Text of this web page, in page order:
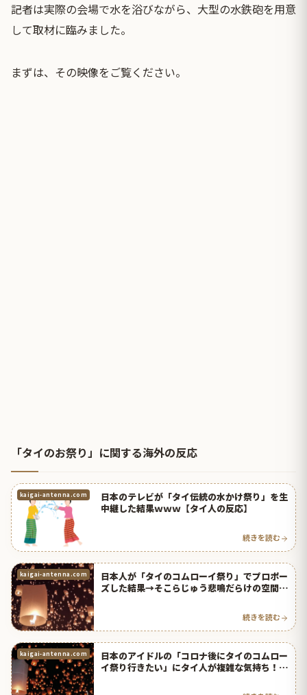
記者は実際の会場で水を浴びながら、大型の水鉄砲を用意
して取材に臨みました。
まずは、その映像をご覧ください。
「タイのお祭り」に関する海外の反応
kaigai-antenna.com
日本のテレビが「タイ伝統の水かけ祭り」を生
中継した結果ｗｗｗ【タイ人の反応】
続きを読む
kaigai-antenna.com
日本人が「タイのコムローイ祭り」でプロポー
ズした結果→そこらじゅう悲鳴だらけの空間だ
続きを読む
kaigai-antenna.com
日本のアイドルの「コロナ後にタイのコムロー
イ祭り行きたい」にタイ人が複雑な気持ち！